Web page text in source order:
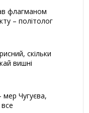
флагманом
– політолог
скільки
вишні
мер Чугуєва,